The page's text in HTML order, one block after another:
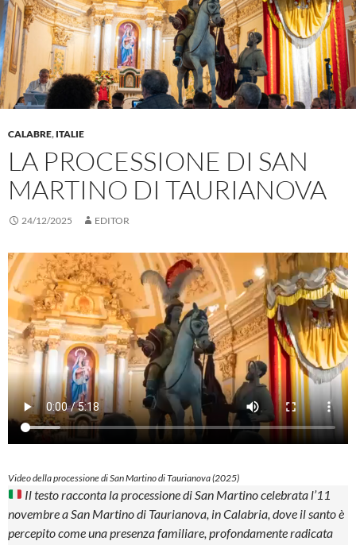
CALABRE, ITALIE
LA PROCESSIONE DI SAN
MARTINO DI TAURIANOVA
24/12/2025 EDITOR
Video della processione di San Martino di Taurianova (2025)
Il testo racconta la processione di San Martino celebrata l’11
novembre a San Martino di Taurianova, in Calabria, dove il santo è
percepito come una presenza familiare, profondamente radicata